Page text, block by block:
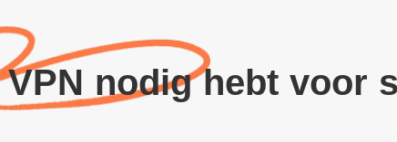
nodig hebt voor